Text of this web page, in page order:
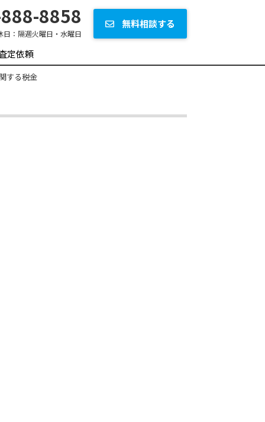
8858
日： 隔週火曜日・水曜日
無料相談する
定依頼
する税金